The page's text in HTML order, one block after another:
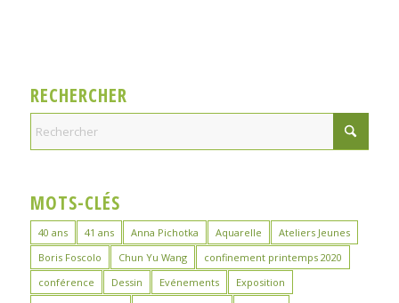
RECHERCHER
MOTS-CLÉS
40 ans 41 ans Anna Pichotka Aquarelle
Ateliers Jeunes
Boris Foscolo
Chun Yu Wang
confinement printemps 2020
conférence
Dessin Evénements
Exposition